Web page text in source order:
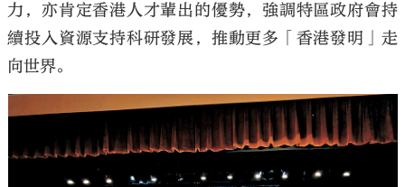
力，亦肯定香港人才輩出的優勢，強調特區政府會持
續投入資源支持科研發展，推動更多「香港發明」走
向世界。